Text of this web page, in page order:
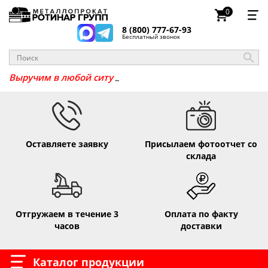
8 (800) 777-67-93
Бесплатный звонок
0
Выручим в любой _
Оставляете заявку
Присылаем фотоотчет со
склада
Отгружаем в течение 3
часов
Оплата по факту
доставки
Каталог продукции